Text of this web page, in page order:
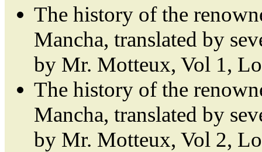
The history of the
Mancha, translated by
by Mr. Motteux, Vol 1,
The history of the
Mancha, translated by
by Mr. Motteux, Vol 2,